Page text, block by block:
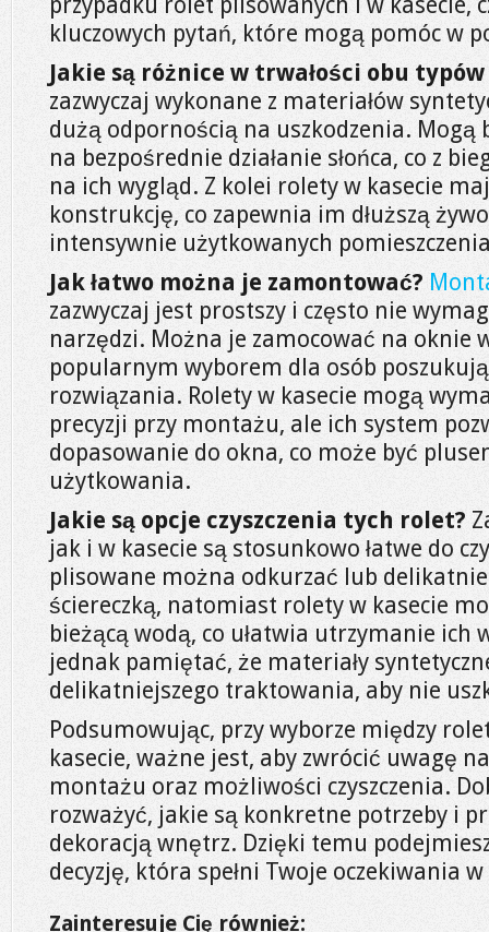
kluczowych pytań, które mogą pomóc w
Jakie są różnice w trwałości obu
zazwyczaj wykonane z materiałów
dużą odpornością na uszkodzenia.
na bezpośrednie działanie słońca, co z
na ich wygląd. Z kolei rolety w kasecie
konstrukcję, co zapewnia im dłuższą
intensywnie użytkowanych
Jak łatwo można je zamontować?
zazwyczaj jest prostszy i często nie
narzędzi. Można je zamocować na oknie
popularnym wyborem dla osób
rozwiązania. Rolety w kasecie mogą
precyzji przy montażu, ale ich system
dopasowanie do okna, co może być
użytkowania.
Jakie są opcje czyszczenia tych rolet?
jak i w kasecie są stosunkowo łatwe do
plisowane można odkurzać lub
ściereczką, natomiast rolety w kasecie
bieżącą wodą, co ułatwia utrzymanie ich
jednak pamiętać, że materiały
delikatniejszego traktowania, aby nie
Podsumowując, przy wyborze między
kasecie, ważne jest, aby zwrócić uwagę
montażu oraz możliwości czyszczenia.
rozważyć, jakie są konkretne potrzeby i
dekoracją wnętrz. Dzięki temu
decyzję, która spełni Twoje oczekiwania
Zainteresuje Cię również: